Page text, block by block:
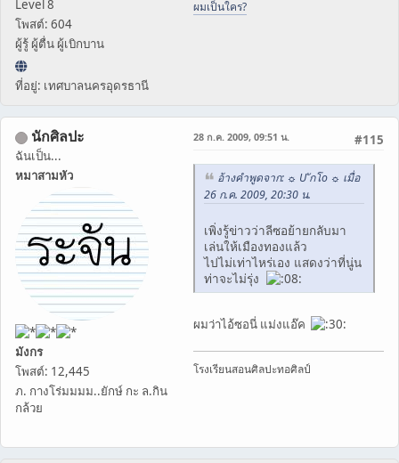
Level 8
โพสต์: 604
ผู้รู้ ผู้ตื่น ผู้เบิกบาน
ที่อยู่: เทศบาลนครอุดรธานี
ผมเป็นใคร?
นักศิลปะ
ฉันเป็น...
หมาสามหัว
มังกร
โพสต์: 12,445
ภ. กางโร่มมมม..ยักษ์ กะ ล.กิน
กล้วย
#115
28 ก.ค. 2009, 09:51 น.
อ้างคำพูดจาก: ☼ U ักโo ☼ เมื่อ
26 ก.ค. 2009, 20:30 น.
เพิ่งรู้ข่าวว่าลีซอย้ายกลับมา
เล่นให้เมืองทองแล้ว
ไปไม่เท่าไหร่เอง แสดงว่าที่นู่น
ท่าจะไม่รุ่ง
ผมว่าไอ้ซอนี่ แม่งแอ๊ค
โรงเรียนสอนศิลปะทอศิลป์